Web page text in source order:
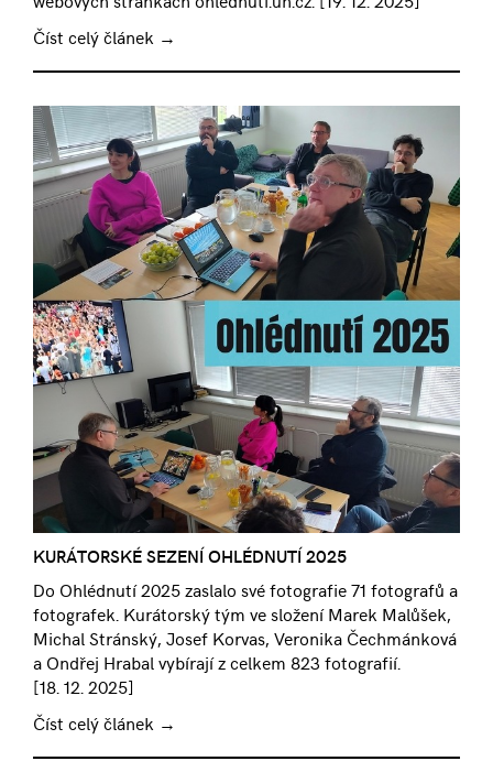
Číst celý článek →
KURÁTORSKÉ SEZENÍ OHLÉDNUTÍ 2025
Do Ohlédnutí 2025 zaslalo své fotografie 71 fotografů a
fotografek. Kurátorský tým ve složení Marek Malůšek,
Michal Stránský, Josef Korvas, Veronika Čechmánková
a Ondřej Hrabal vybírají z celkem 823 fotografií.
[18. 12. 2025]
Číst celý článek →